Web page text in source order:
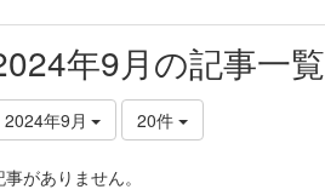
年9月の記事一覧
2024年9月 20件
事がありません。